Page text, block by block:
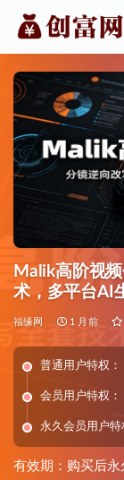
Malik高阶视
术，多平台AI
福缘网 1 月前
普通用户特权：
会员用户特权：
永久会员用户特
有效期：购买后永